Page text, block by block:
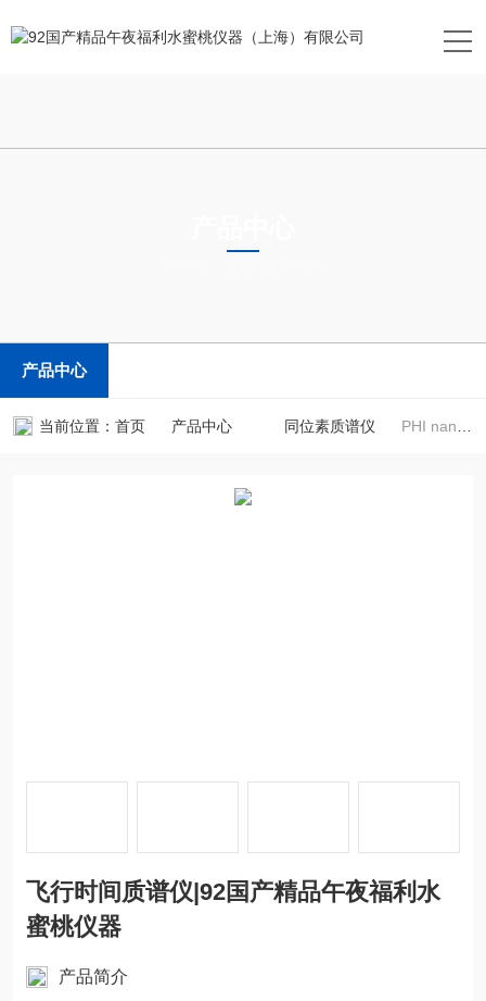
产品中心
当前位置： 首页 产品中心 同位素质谱仪 PHI nanoTOF II飞行时间质谱仪|92国产精品午夜福利水蜜桃仪器
飞行时间质谱仪|92国产精品午夜福利水
蜜桃仪器
产品简介